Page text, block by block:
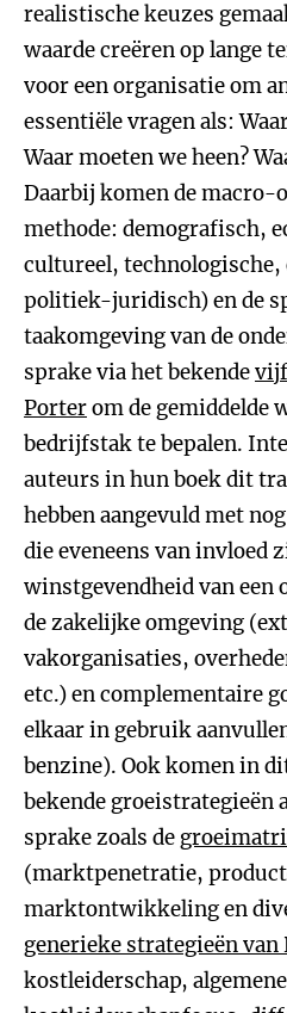
realistische keuzes
waarde creëren op lange
voor een organisatie om
essentiële vragen als:
Waar moeten we heen?
Daarbij komen de macro-
methode: demografisch,
cultureel, technologische,
politiek-juridisch) en de
taakomgeving van de
sprake via het bekende
Porterom de gemiddelde
bedrijfstak te bepalen.
auteurs in hun boek dit
hebben aangevuld met
die eveneens van invloed
winstgevendheid van een
de zakelijke omgeving
vakorganisaties,
etc.) en complementaire
elkaar in gebruik
benzine). Ook komen in
bekende groeistrategieën
sprake zoals de
(marktpenetratie,
marktontwikkeling en
generieke strategieën van
kostleiderschap,